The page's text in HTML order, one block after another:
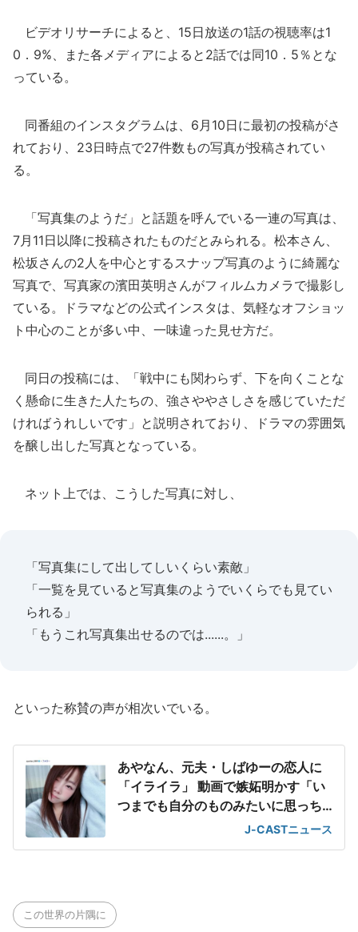
ビデオリサーチによると、15日放送の1話の視聴率は1
0．9%、また各メディアによると2話では同10．5％とな
っている。
同番組のインスタグラムは、6月10日に最初の投稿がさ
れており、23日時点で27件数もの写真が投稿されてい
る。
「写真集のようだ」と話題を呼んでいる一連の写真は、
7月11日以降に投稿されたものだとみられる。松本さん、
松坂さんの2人を中心とするスナップ写真のように綺麗な
写真で、写真家の濱田英明さんがフィルムカメラで撮影し
ている。ドラマなどの公式インスタは、気軽なオフショッ
ト中心のことが多い中、一味違った見せ方だ。
同日の投稿には、「戦中にも関わらず、下を向くことな
く懸命に生きた人たちの、強さややさしさを感じていただ
ければうれしいです」と説明されており、ドラマの雰囲気
を醸し出した写真となっている。
ネット上では、こうした写真に対し、
「写真集にして出してしいくらい素敵」
「一覧を見ていると写真集のようでいくらでも見てい
られる」
「もうこれ写真集出せるのでは......。」
といった称賛の声が相次いでいる。
あやなん、元夫・しばゆーの恋人に
「イライラ」 動画で嫉妬明かす「い
つまでも自分のものみたいに思っち
J-CASTニュース
この世界の片隅に